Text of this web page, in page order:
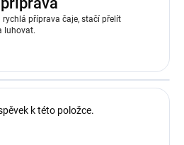
příprava čaje, stačí přelít
luhovat.
k této položce.